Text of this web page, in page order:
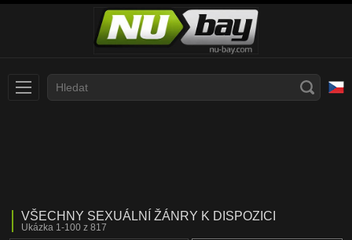
Deutsch Italiano
VŠECHNY SEXUÁLNÍ ŽÁNRY K DISPOZICI
Ukázka 1-100 z 817